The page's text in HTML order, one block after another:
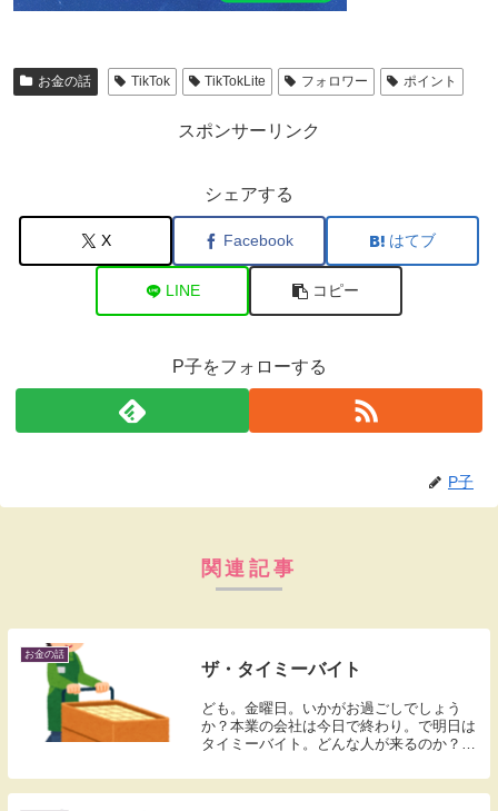
お金の話 TikTok TikTokLite フォロワー ポイント
スポンサーリンク
シェアする
X Facebook はてブ
LINE コピー
P子をフォローする
P子
関連記事
お金の話
ザ・タイミーバイト
ども。金曜日。いかがお過ごしでしょう
か？本業の会社は今日で終わり。で明日は
タイミーバイト。どんな人が来るのか？ま
張ってきます。